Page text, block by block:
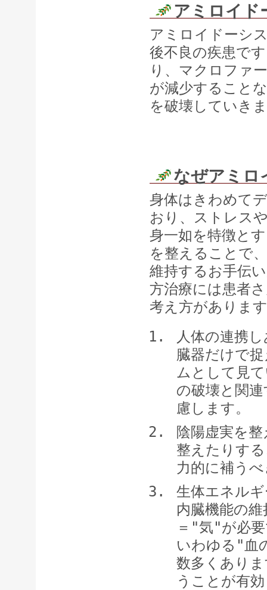
アミロイド
アミロイドーシ
後不良の疾患で
り、マクロファ
が減少すること
を破壊していき
なぜアミロ
身体はきわめて
おり、ストレス
身一如を特徴と
を整えることで
維持するお手伝
方治療には患者
考え方がありま
人体の連携
臓器だけで
ムとして見
の破壊と関
慮します。
陰陽虚実を
整えたりす
力的に補う
生体エネル
内臓機能の
＝"気"が必
いわゆる"血
数多くあり
うことが有